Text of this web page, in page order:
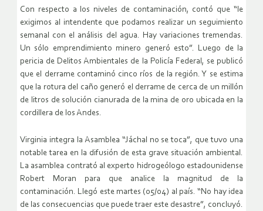
Con respecto a los niveles de contaminación, contó que “le
exigimos al intendente que podamos realizar un seguimiento
semanal con el análisis del agua. Hay variaciones tremendas.
Un sólo emprendimiento minero generó esto”. Luego de la
pericia de Delitos Ambientales de la Policía Federal, se publicó
que el derrame contaminó cinco ríos de la región. Y se estima
que la rotura del caño generó el derrame de cerca de un millón
de litros de solución cianurada de la mina de oro ubicada en la
cordillera de los Andes.
Virginia integra la Asamblea “Jáchal no se toca”, que tuvo una
notable tarea en la difusión de esta grave situación ambiental.
La asamblea contrató al experto hidrogeólogo estadounidense
Robert Moran para que analice la magnitud de la
contaminación. Llegó este martes (05/04) al país. “No hay idea
de las consecuencias que puede traer este desastre”, concluyó.